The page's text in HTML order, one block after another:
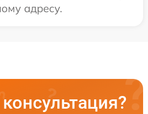
адресу.